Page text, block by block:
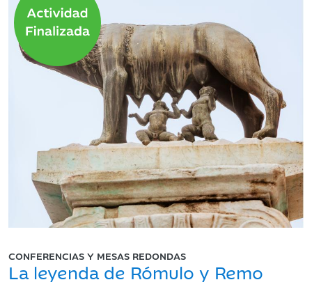
CONFERENCIAS Y MESAS REDONDAS
La leyenda de Rómulo y Remo